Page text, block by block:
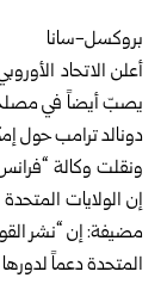
بروكسل-سانا
أعلن الاتحاد
يصبّ أيضاً في
دونالد ترامب حول
ونقلت وكالة
إن الولايات
مضيفة: إن “نشر
المتحدة دعماً